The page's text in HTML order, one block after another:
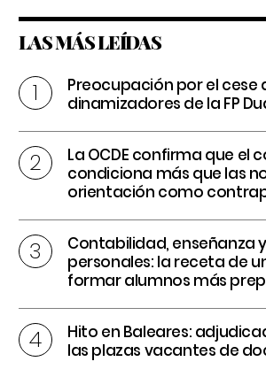
LAS MÁS LEÍDAS
Preocupación por el cese
dinamizadores de la FP
La OCDE confirma que el
condiciona más que las
orientación como
Contabilidad, enseñanza
personales: la receta de
formar alumnos más
Hito en Baleares:
las plazas vacantes de